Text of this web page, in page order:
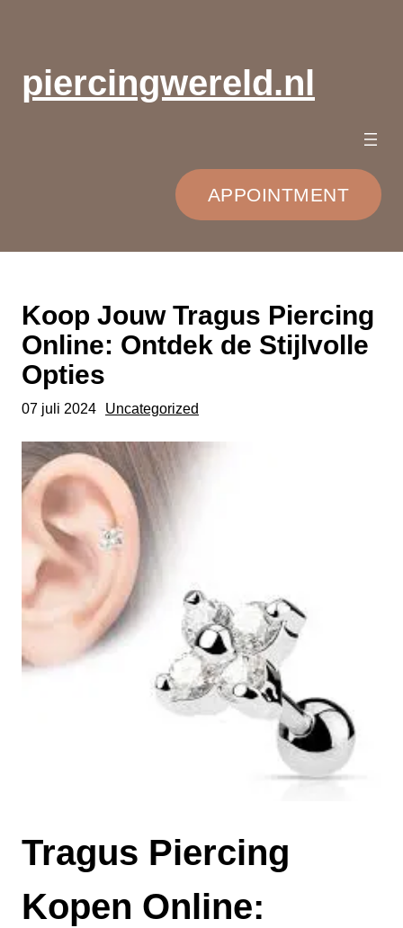
inhoudpiercingwereld.nl
APPOINTMENT
Koop Jouw Tragus Piercing
Online: Ontdek de Stijlvolle
Opties
07 juli 2024 Uncategorized
Tragus Piercing
Kopen Online: